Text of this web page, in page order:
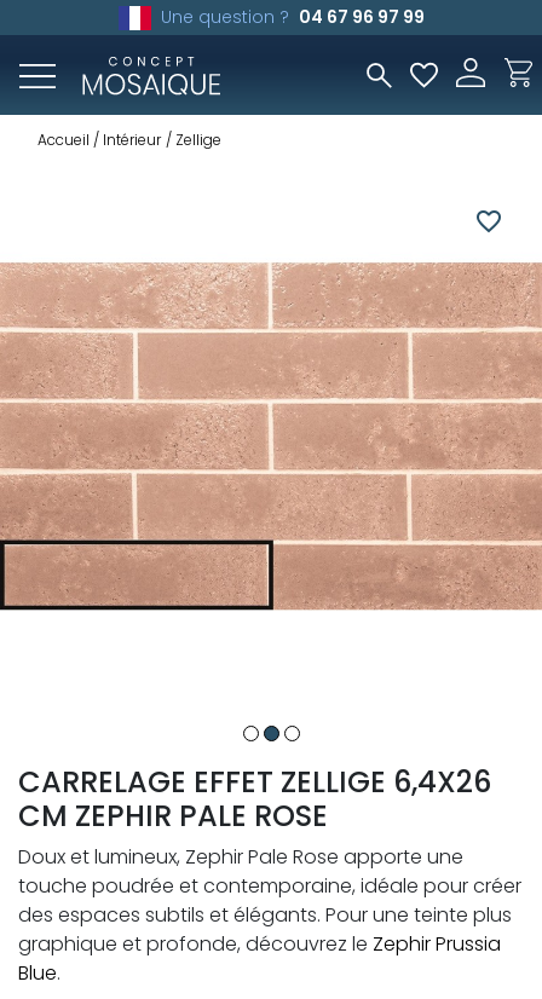
Une question ? 04 67 96 97 99
Accueil Intérieur Zellige
favorite_border
CARRELAGE EFFET ZELLIGE 6,4X26
CM ZEPHIR PALE ROSE
Doux et lumineux, Zephir Pale Rose apporte une
touche poudrée et contemporaine, idéale pour créer
des espaces subtils et élégants. Pour une teinte plus
graphique et profonde, découvrez le Zephir Prussia
Blue.